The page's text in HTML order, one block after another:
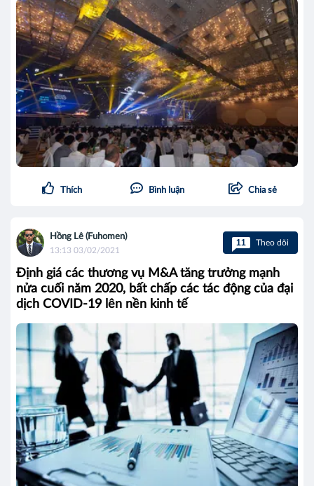
Thích Bình luận Chia sẻ
Hồng Lê (Fuhomen)
13:13 03/02/2021
11 Theo dõi
Định giá các thương vụ M&A tăng trưởng mạnh
nửa cuối năm 2020, bất chấp các tác động của đại
dịch COVID-19 lên nền kinh tế